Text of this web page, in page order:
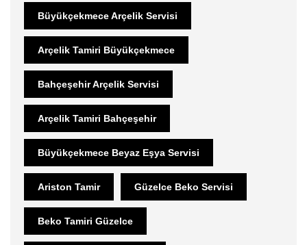
Büyükçekmece Arçelik Servisi
Arçelik Tamiri Büyükçekmece
Bahçeşehir Arçelik Servisi
Arçelik Tamiri Bahçeşehir
Büyükçekmece Beyaz Eşya Servisi
Ariston Tamir Güzelce Beko Servisi
Beko Tamiri Güzelce